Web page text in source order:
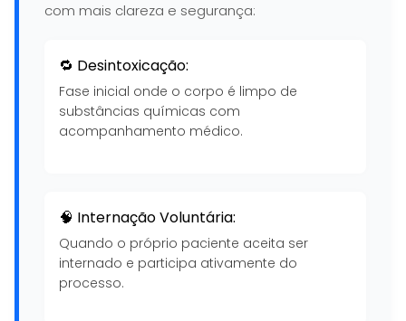
com mais clareza e segurança:
🔁 Desintoxicação:
Fase inicial onde o corpo é limpo de
substâncias químicas com
acompanhamento médico.
🧠 Internação Voluntária:
Quando o próprio paciente aceita ser
internado e participa ativamente do
processo.